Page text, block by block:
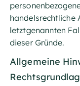
handelsrechtliche
letztgenannten
dieser Gründe.
Allgemeine